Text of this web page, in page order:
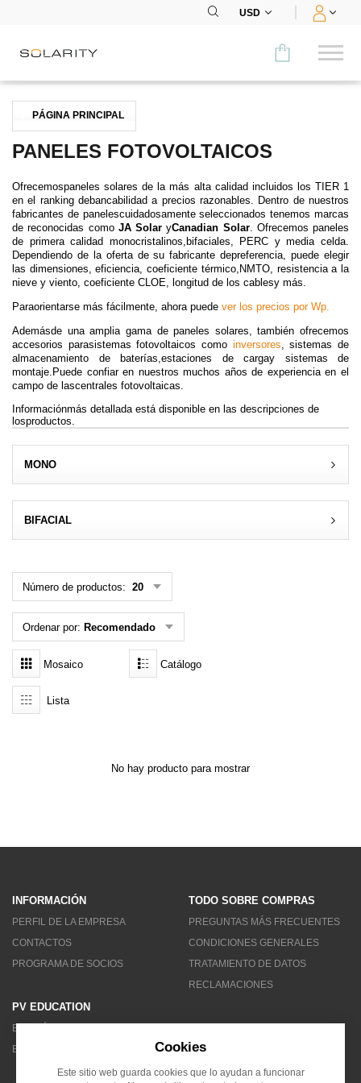
USD
Comparar
CATEGORÍA
Inversores
Baterías
Accesorios
CONTACTOS
MENÚ DE USUARIO
Menú cliente
Registro
PÁGINA PRINCIPAL
PANELES FOTOVOLTAICOS
Ofrecemospaneles solares de la más alta calidad incluidos los TIER 1
en el ranking debancabilidad a precios razonables. Dentro de nuestros
fabricantes de panelescuidadosamente seleccionados tenemos marcas
de reconocidas como JA Solar yCanadian Solar. Ofrecemos paneles
de primera calidad monocristalinos,bifaciales, PERC y media celda.
Dependiendo de la oferta de su fabricante depreferencia, puede elegir
las dimensiones, eficiencia, coeficiente térmico,NMTO, resistencia a la
nieve y viento, coeficiente CLOE, longitud de los cablesy más.
Paraorientarse más fácilmente, ahora puede ver los precios por Wp.
Ademásde una amplia gama de paneles solares, también ofrecemos
accesorios parasistemas fotovoltaicos como inversores,sistemas de
almacenamiento de baterías,estaciones de cargay sistemas de
montaje.Puede confiar en nuestros muchos años de experiencia en el
campo de lascentrales fotovoltaicas.
Informaciónmás detallada está disponible en las descripciones de
losproductos.
MONO
BIFACIAL
Número de productos: 20
Ordenar por: Recomendado
Mosaico Catálogo
Lista
No hay producto para mostrar
INFORMACIÓN
PERFIL DE LA EMPRESA
CONTACTOS
PROGRAMA DE SOCIOS
TODO SOBRE COMPRAS
PREGUNTAS MÁS FRECUENTES
CONDICIONES GENERALES
TRATAMIENTO DE DATOS
RECLAMACIONES
PV EDUCATION
BOLETÍN DE NOTICIAS
BLOG
Cookies
Este sitio web guarda cookies que lo ayudan a funcionar